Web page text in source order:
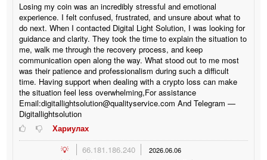
Losing my coin was an incredibly stressful and emotional
experience. I felt confused, frustrated, and unsure about what to
do next. When I contacted Digital Light Solution, I was looking for
guidance and clarity. They took the time to explain the situation to
me, walk me through the recovery process, and keep
communication open along the way. What stood out to me most
was their patience and professionalism during such a difficult
time. Having support when dealing with a crypto loss can make
the situation feel less overwhelming,For assistance
Email:digitallightsolution@qualityservice.com And Telegram —
Digitallightsolution
Хариулах
💡
66.181.186.240 2026.06.06